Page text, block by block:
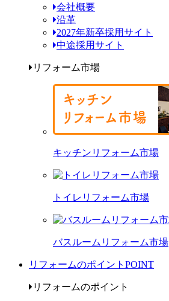
会社概要
沿革
2027年新卒採用サイト
中途採用サイト
リフォーム市場
キッチンリフォーム市場
トイレリフォーム市場
バスルームリフォーム市場
リフォームのポイント POINT
リフォームのポイント